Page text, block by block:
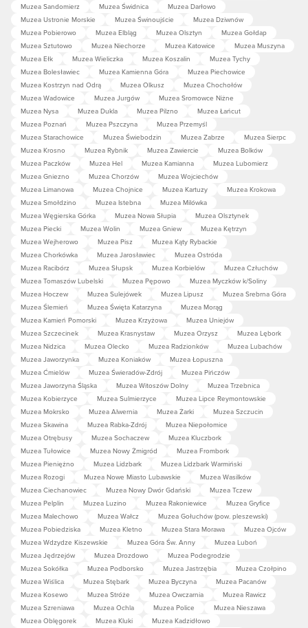
Muzea Sandomierz
Muzea Świdnica
Muzea Darłowo
Muzea Ustronie Morskie
Muzea Świnoujście
Muzea Dziwnów
Muzea Pobierowo
Muzea Elbląg Muzea Olsztyn
Muzea Gołdap
Muzea Sztutowo
Muzea Niechorze Muzea Katowice
Muzea Muszyna
Muzea Ełk
Muzea Wieliczka Muzea Koszalin
Muzea Tychy
Muzea Bolesławiec
Muzea Kamienna Góra
Muzea Piechowice
Muzea Kostrzyn nad Odrą
Muzea Olkusz
Muzea Chochołów
Muzea Wadowice
Muzea Jurgów
Muzea Sromowce Niżne
Muzea Nysa
Muzea Dukla Muzea Pilzno
Muzea Łańcut
Muzea Poznań
Muzea Pszczyna
Muzea Przemyśl
Muzea Starachowice
Muzea Świebodzin Muzea Zabrze
Muzea Sierpc
Muzea Krosno
Muzea Rybnik Muzea Zawiercie
Muzea Bolków
Muzea Paczków
Muzea Hel Muzea Kamianna
Muzea Lubomierz
Muzea Gniezno
Muzea Chorzów
Muzea Wojciechów
Muzea Limanowa
Muzea Chojnice Muzea Kartuzy
Muzea Krokowa
Muzea Smołdzino
Muzea Istebna
Muzea Milówka
Muzea Węgierska Górka
Muzea Nowa Słupia
Muzea Olsztynek
Muzea Piecki
Muzea Wolin Muzea Gniew
Muzea Kętrzyn
Muzea Wejherowo
Muzea Pisz
Muzea Kąty Rybackie
Muzea Chorkówka
Muzea Jarosławiec
Muzea Ostróda
Muzea Racibórz
Muzea Słupsk Muzea Korbielów
Muzea Człuchów
Muzea Tomaszów Lubelski
Muzea Pępowo
Muzea Myczków k/Soliny
Muzea Hoczew
Muzea Sulejówek Muzea Lipusz
Muzea Srebrna Góra
Muzea Ślemień
Muzea Święta Katarzyna
Muzea Morąg
Muzea Kamień Pomorski
Muzea Krzyżowa
Muzea Uniejów
Muzea Szczecinek
Muzea Krasnystaw Muzea Orzysz
Muzea Lębork
Muzea Nidzica
Muzea Olecko Muzea Radzionków
Muzea Lubachów
Muzea Jaworzynka
Muzea Koniaków
Muzea Łopuszna
Muzea Ćmielów
Muzea Świeradów-Zdrój
Muzea Pińczów
Muzea Jaworzyna Śląska
Muzea Witoszów Dolny
Muzea Trzebnica
Muzea Kobierzyce
Muzea Sulmierzyce
Muzea Lipce Reymontowskie
Muzea Mokrsko
Muzea Alwernia Muzea Żarki
Muzea Szczucin
Muzea Skawina
Muzea Rabka-Zdrój
Muzea Niepołomice
Muzea Otrębusy
Muzea Sochaczew
Muzea Kluczbork
Muzea Tułowice
Muzea Nowy Żmigród
Muzea Frombork
Muzea Pieniężno
Muzea Lidzbark
Muzea Lidzbark Warmiński
Muzea Rozogi
Muzea Nowe Miasto Lubawskie
Muzea Wasilków
Muzea Ciechanowiec
Muzea Nowy Dwór Gdański
Muzea Tczew
Muzea Pelplin
Muzea Luzino Muzea Rakoniewice
Muzea Gryfice
Muzea Malechowo
Muzea Wałcz
Muzea Gołuchów (pow. pleszewski)
Muzea Pobiedziska
Muzea Kletno Muzea Stara Morawa
Muzea Ojców
Muzea Wdzydze Kiszewskie
Muzea Góra Św. Anny
Muzea Luboń
Muzea Jędrzejów
Muzea Drozdowo
Muzea Podegrodzie
Muzea Sokółka
Muzea Podborsko Muzea Jastrzębia
Muzea Czołpino
Muzea Wiślica
Muzea Stębark Muzea Byczyna
Muzea Pacanów
Muzea Kosewo
Muzea Stróże Muzea Owczarnia
Muzea Rawicz
Muzea Szreniawa
Muzea Ochla Muzea Police
Muzea Nieszawa
Muzea Oblęgorek
Muzea Kluki Muzea Kadzidłowo